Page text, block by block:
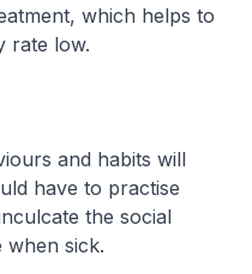
which helps to
rate low.
and habits will
have to practise
the social
when sick.